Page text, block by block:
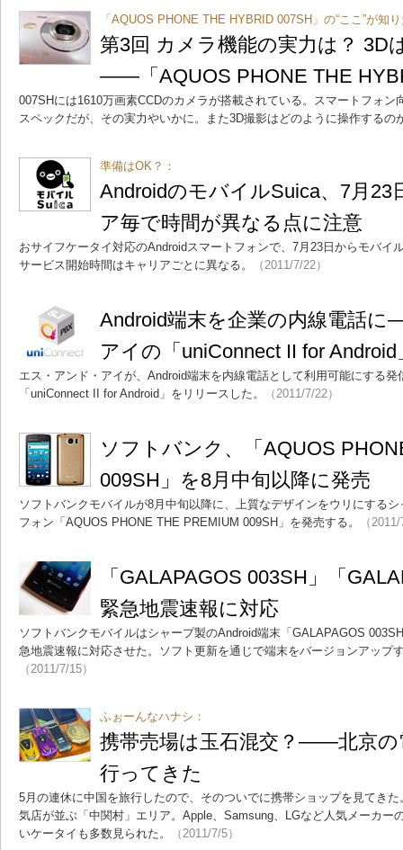
「AQUOS PHONE THE HYBRID 007SH」の“ここ”が知
第3回 カメラ機能の実力は？ 3D
――「AQUOS PHONE THE
007SHには1610万画素CCDのカメラが搭載されている。スマートフォ
スペックだが、その実力やいかに。また3D撮影はどのように操作するの
準備はOK？：
AndroidのモバイルSuica、7月
ア毎で時間が異なる点に注意
おサイフケータイ対応のAndroidスマートフォンで、7月23日からモバイ
サービス開始時間はキャリアごとに異なる。
（2011/7/22）
Android端末を企業の内線電話
アイの「uniConnect II for Android
エス・アンド・アイが、Android端末を内線電話として利用可能にする
「uniConnect II for Android」をリリースした。
（2011/7/22）
ソフトバンク、「AQUOS
009SH」を8月中旬以降に発売
ソフトバンクモバイルが8月中旬以降に、上質なデザインをウリにする
フォン「AQUOS PHONE THE PREMIUM 009SH」を発売する。
（
「GALAPAGOS 003SH」「
緊急地震速報に対応
ソフトバンクモバイルはシャープ製のAndroid端末「GALAPAGOS
急地震速報に対応させた。ソフト更新を通じで端末をバージョンアップ
（2011/7/15）
ふぉーんなハナシ：
携帯売場は玉石混交？――北京の
行ってきた
5月の連休に中国を旅行したので、そのついでに携帯ショップを見てき
気店が並ぶ「中関村」エリア。Apple、Samsung、LGなど人気メーカ
いケータイも多数見られた。
（2011/7/5）